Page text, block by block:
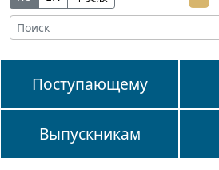
Поступающему
Выпускникам